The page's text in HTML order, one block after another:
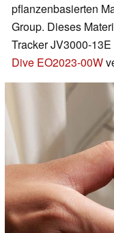
pflanzenbasierten
Group. Dieses
Tracker JV3000-
Dive EO2023-00W